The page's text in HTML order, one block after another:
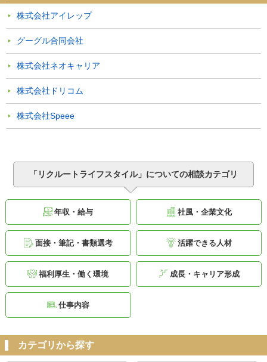
株式会社アイレップ
グーグル合同会社
株式会社ネオキャリア
株式会社ドリコム
株式会社Speee
「リクルートライフスタイル」についての相談カテゴリ
年収・給与 社風・企業文化
面接・筆記・書類選考 活躍できる人材
福利厚生・働く環境 成長・キャリア形成
仕事内容
カテゴリから探す